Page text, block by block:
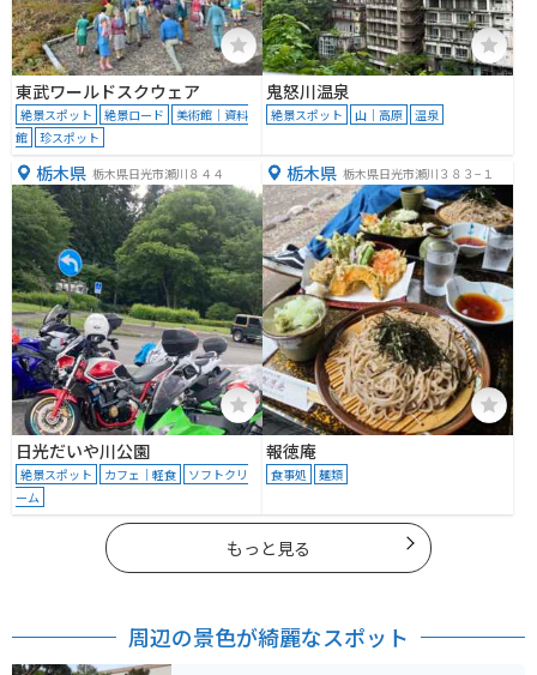
東武ワールドスクウェア
絶景スポット 絶景ロード
美術館｜資料
館
珍スポット
鬼怒川温泉
絶景スポット 山｜高原 温泉
栃木県 栃木県日光市瀬川８４４
日光だいや川公園
絶景スポット カフェ｜軽食
ソフトクリ
ーム
栃木県 栃木県日光市瀬川３８３−１
報徳庵
食事処 麺類
もっと見る
周辺の景色が綺麗なスポット